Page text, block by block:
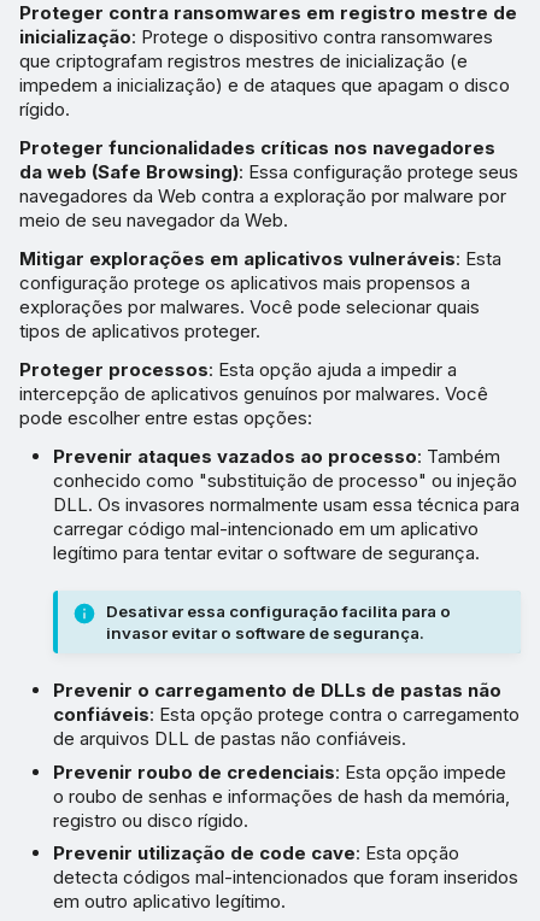
Proteger contra ransomwares em registro mestre de
inicialização: Protege o dispositivo contra ransomwares
que criptografam registros mestres de inicialização (e
impedem a inicialização) e de ataques que apagam o disco
rígido.
Proteger funcionalidades críticas nos navegadores
da web (Safe Browsing): Essa configuração protege seus
navegadores da Web contra a exploração por malware por
meio de seu navegador da Web.
Mitigar explorações em aplicativos vulneráveis: Esta
configuração protege os aplicativos mais propensos a
explorações por malwares. Você pode selecionar quais
tipos de aplicativos proteger.
Proteger processos: Esta opção ajuda a impedir a
intercepção de aplicativos genuínos por malwares. Você
pode escolher entre estas opções:
Prevenir ataques vazados ao processo: Também
conhecido como "substituição de processo" ou injeção
DLL. Os invasores normalmente usam essa técnica para
carregar código mal-intencionado em um aplicativo
legítimo para tentar evitar o software de segurança.
Desativar essa configuração facilita para o
invasor evitar o software de segurança.
Prevenir o carregamento de DLLs de pastas não
confiáveis: Esta opção protege contra o carregamento
de arquivos DLL de pastas não confiáveis.
Prevenir roubo de credenciais: Esta opção impede
o roubo de senhas e informações de hash da memória,
registro ou disco rígido.
Prevenir utilização de code cave: Esta opção
detecta códigos mal-intencionados que foram inseridos
em outro aplicativo legítimo.